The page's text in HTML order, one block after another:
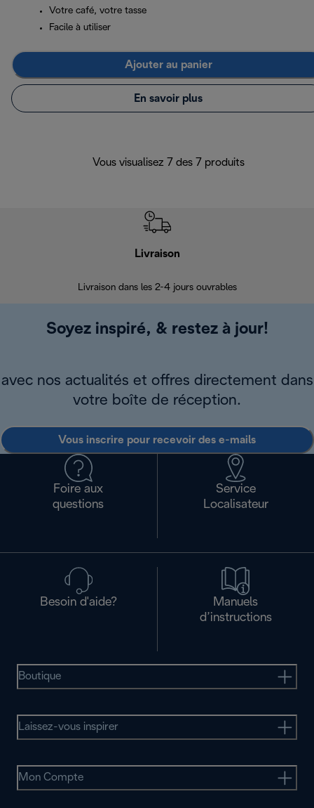
Votre café, votre tasse
Facile à utiliser
Ajouter au panier
En savoir plus
Vous visualisez 7 des 7 produits
Livraison
Livraison dans les 2-4 jours ouvrables
Soyez inspiré, & restez à jour!
avec nos actualités et offres directement dans
votre boîte de réception.
Vous inscrire pour recevoir des e-mails
Foire aux
questions
Service
Localisateur
Besoin d'aide?
Manuels
d’instructions
Boutique
Laissez-vous inspirer
Mon Compte